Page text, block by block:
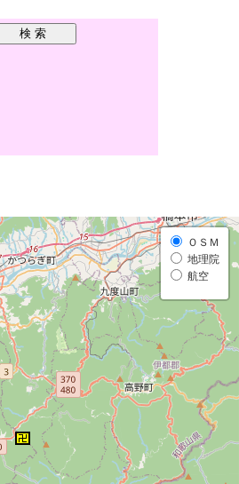
ＯＳＭ
地理院
航空